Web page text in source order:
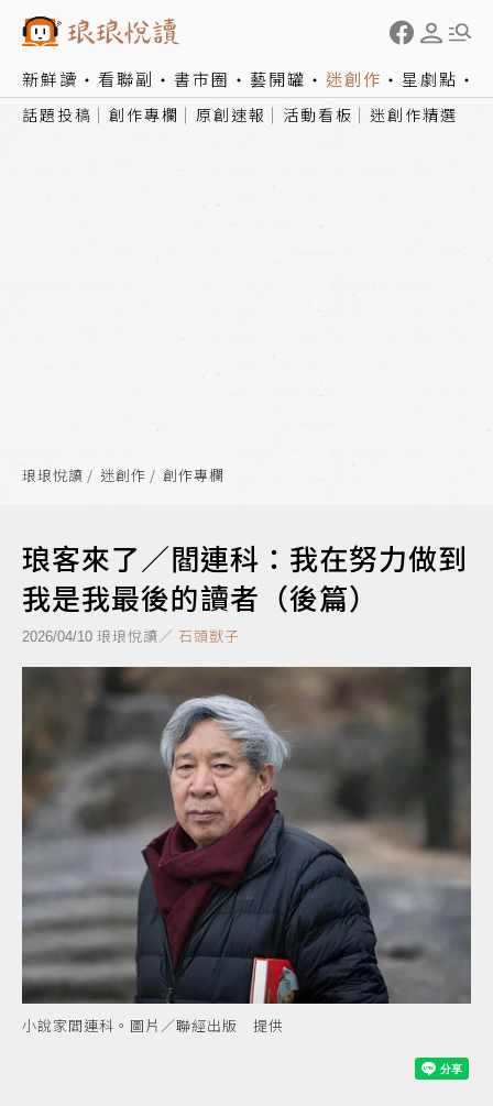
新鮮讀 看聯副 書市圈 藝開罐 迷創作 星劇點
話題投稿 創作專欄 原創速報 活動看板 迷創作精選
琅琅悅讀 迷創作 創作專欄
琅客來了／閻連科：我在努力做到
我是我最後的讀者（後篇）
2026/04/10 琅琅悅讀／ 石頭獃子
小說家閻連科。圖片／聯經出版 提供